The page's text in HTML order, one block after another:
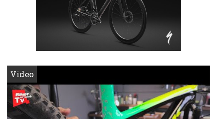
Video